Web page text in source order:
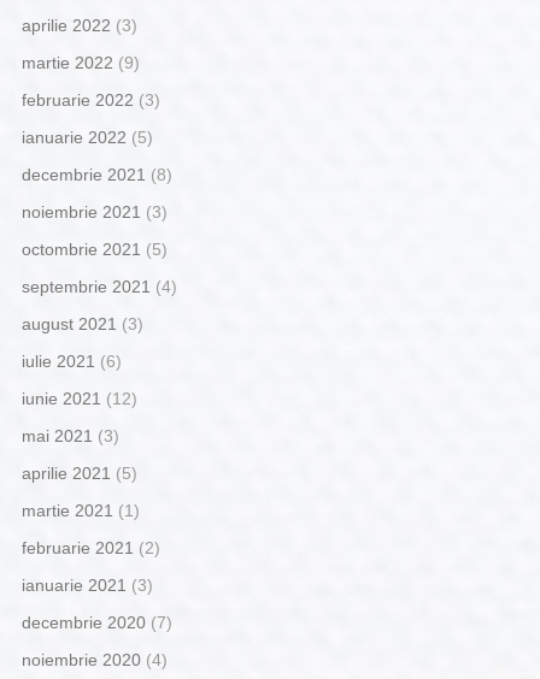
aprilie 2022 (3)
martie 2022 (9)
februarie 2022 (3)
ianuarie 2022 (5)
decembrie 2021 (8)
noiembrie 2021 (3)
octombrie 2021 (5)
septembrie 2021 (4)
august 2021 (3)
iulie 2021 (6)
iunie 2021 (12)
mai 2021 (3)
aprilie 2021 (5)
martie 2021 (1)
februarie 2021 (2)
ianuarie 2021 (3)
decembrie 2020(7)
noiembrie 2020(4)